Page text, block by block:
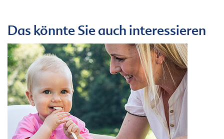
Das könnte Sie auch interessieren